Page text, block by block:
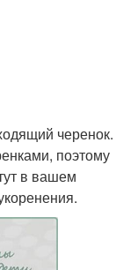
черенок.
поэтому
в вашем